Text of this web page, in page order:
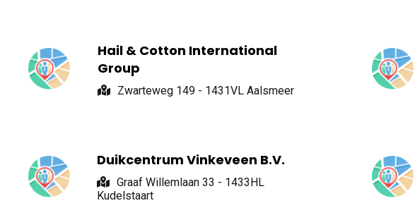
Hail & Cotton International
Group
Zwarteweg 149 - 1431VL Aalsmeer
Duikcentrum Vinkeveen B.V.
Graaf Willemlaan 33 - 1433HL
Kudelstaart